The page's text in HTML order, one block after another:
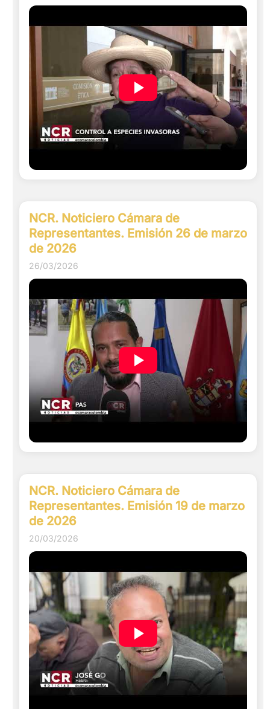
NCR. Noticiero Cámara de
Representantes. Emisión 26 de marzo
de 2026
26/03/2026
NCR. Noticiero Cámara de
Representantes. Emisión 19 de marzo
de 2026
20/03/2026